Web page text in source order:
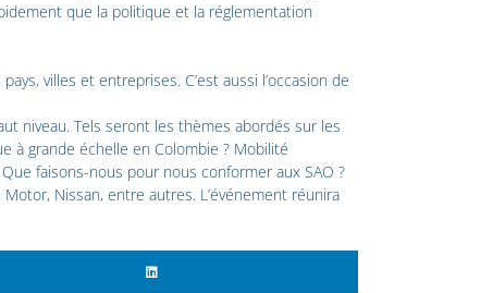
que la politique et la réglementation
villes et entreprises. C’est aussi l’occasion de
niveau. Tels seront les thèmes abordés sur les
à grande échelle en Colombie ? Mobilité
faisons-nous pour nous conformer aux SAO ?
Nissan, entre autres. L’événement réunira